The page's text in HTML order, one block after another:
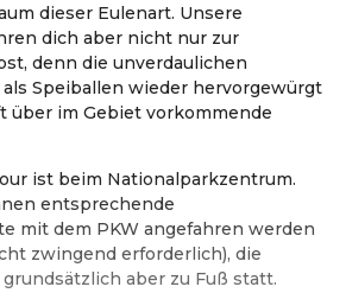
dieser Eulenart. Unsere
dich aber nicht nur zur
denn die unverdaulichen
Speiballen wieder hervorgewürgt
über im Gebiet vorkommende
ist beim Nationalparkzentrum.
entsprechende
mit dem PKW angefahren werden
zwingend erforderlich), die
aber zu Fuß statt.